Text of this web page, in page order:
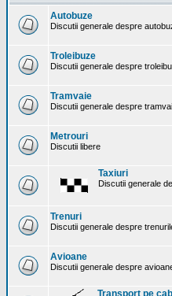
Autobuze
Discutii generale despre
Troleibuze
Discutii generale despre
Tramvaie
Discutii generale despre
Metrouri
Discutii libere
Taxiuri
Discutii generale
Trenuri
Discutii generale despre
Avioane
Discutii generale despre
Transport pe